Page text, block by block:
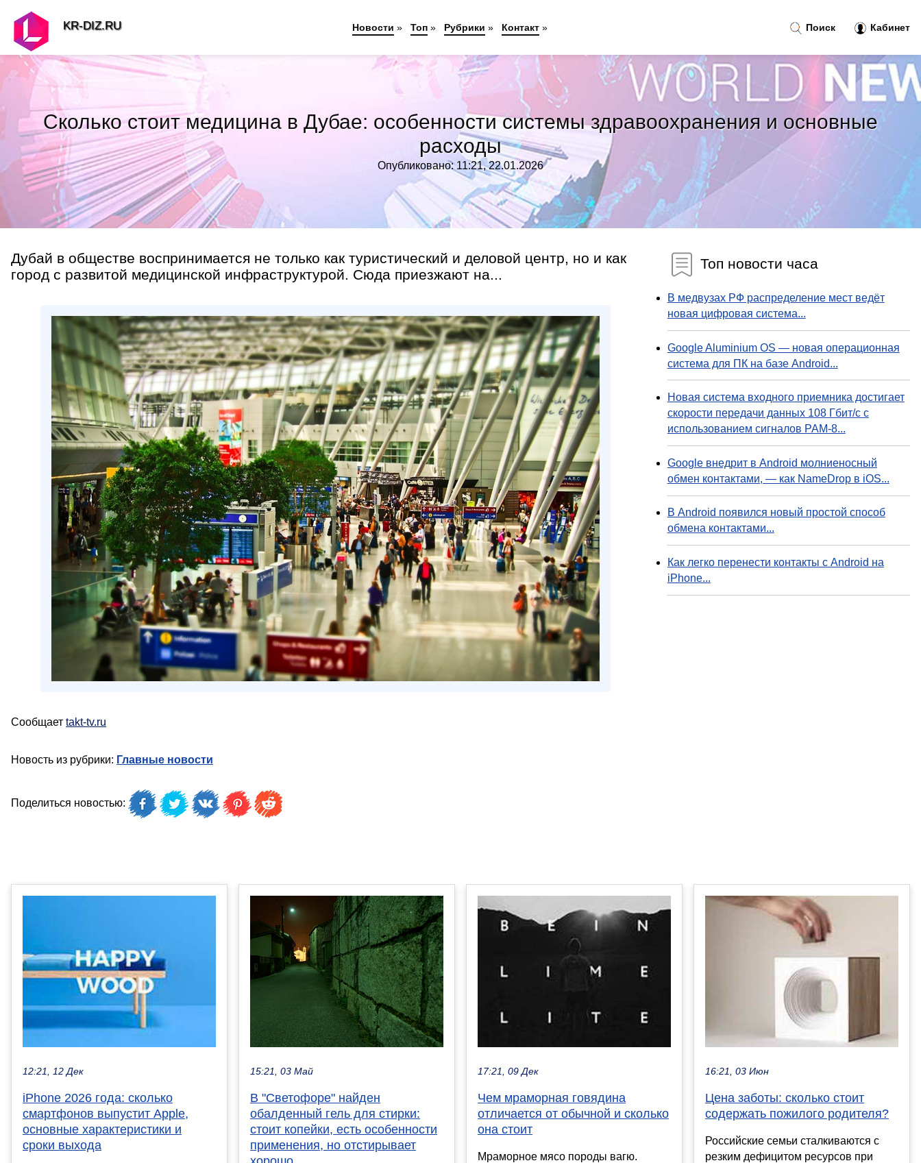
Сколько стоит медицина в Дубае: особенности системы здравоохранения и основные
расходы
Опубликовано: 11:21, 22.01.2026
Дубай в обществе воспринимается не только как туристический и деловой центр, но и как
город с развитой медицинской инфраструктурой. Сюда приезжают на...
Сообщает takt-tv.ru
Новость из рубрики: Главные новости
Поделиться новостью:
Топ новости часа
В медвузах РФ распределение мест ведёт
новая цифровая система...
Google Aluminium OS — новая операционная
система для ПК на базе Android...
Новая система входного приемника достигает
скорости передачи данных 108 Гбит/с с
использованием сигналов PAM-8...
Google внедрит в Android молниеносный
обмен контактами, — как NameDrop в iOS...
В Android появился новый простой способ
обмена контактами...
Как легко перенести контакты с Android на
iPhone...
12:21, 12 Дек
iPhone 2026 года: сколько
смартфонов выпустит Apple,
основные характеристики и
сроки выхода
15:21, 03 Май
В "Светофоре" найден
обалденный гель для стирки:
стоит копейки, есть особенности
применения, но отстирывает
17:21, 09 Дек
Чем мраморная говядина
отличается от обычной и сколько
она стоит
Мраморное мясо породы вагю.
16:21, 03 Июн
Цена заботы: сколько стоит
содержать пожилого родителя?
Российские семьи сталкиваются с
резким дефицитом ресурсов при
Поиск Кабинет
KR-DIZ.RU Новости » Топ » Рубрики » Контакт »